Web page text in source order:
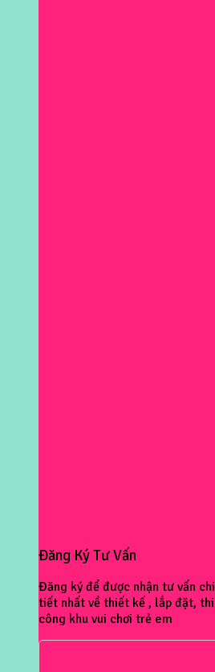
Đăng Ký Tư Vấn
Đăng ký để được nhận tư vấn chi
tiết nhất về thiết kế , lắp đặt, thi
công khu vui chơi trẻ em